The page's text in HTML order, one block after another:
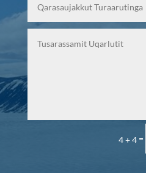
4 + 4 =